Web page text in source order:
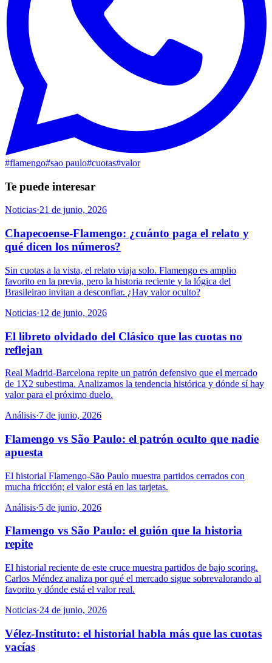
#flamengo#sao paulo#cuotas#valor
Te puede interesar
Noticias·21 de junio, 2026
Chapecoense-Flamengo: ¿cuánto paga el relato y
qué dicen los números?
Sin cuotas a la vista, el relato viaja solo. Flamengo es amplio
favorito en la previa, pero la historia reciente y la lógica del
Brasileirao invitan a desconfiar. ¿Hay valor oculto?
Noticias·12 de junio, 2026
El libreto olvidado del Clásico que las cuotas no
reflejan
Real Madrid-Barcelona repite un patrón defensivo que el mercado
de 1X2 subestima. Analizamos la tendencia histórica y dónde sí hay
valor para el próximo duelo.
Análisis·7 de junio, 2026
Flamengo vs São Paulo: el patrón oculto que nadie
apuesta
El historial Flamengo-São Paulo muestra partidos cerrados con
mucha fricción; el valor está en las tarjetas.
Análisis·5 de junio, 2026
Flamengo vs São Paulo: el guión que la historia
repite
El historial reciente de este cruce muestra partidos de bajo scoring.
Carlos Méndez analiza por qué el mercado sigue sobrevalorando al
favorito y dónde está el valor real.
Noticias·24 de junio, 2026
Vélez-Instituto: el historial habla más que las cuotas
vacías